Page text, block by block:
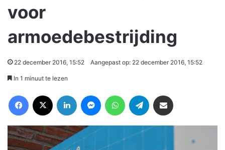
voor
armoedebestrijding
22 december 2016, 15:52 Aangepast op: 22 december 2016, 15:52
In 1 minuut te lezen